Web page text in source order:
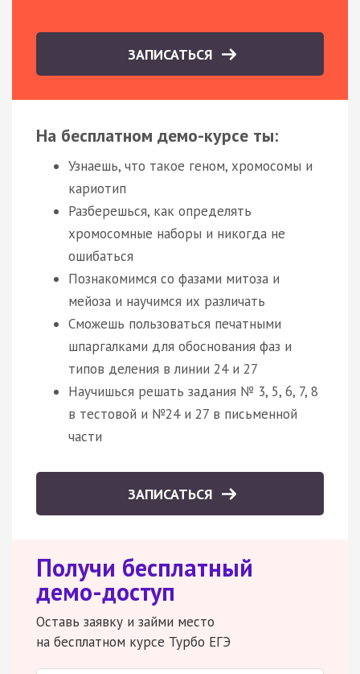
ЗАПИСАТЬСЯ
На бесплатном демо-курсе ты:
Узнаешь, что такое геном, хромосомы и
кариотип
Разберешься, как определять
хромосомные наборы и никогда не
ошибаться
Познакомимся со фазами митоза и
мейоза и научимся их различать
Сможешь пользоваться печатными
шпаргалками для обоснования фаз и
типов деления в линии 24 и 27
Научишься решать задания № 3, 5, 6, 7, 8
в тестовой и №24 и 27 в письменной
части
ЗАПИСАТЬСЯ
Получи бесплатный
демо-доступ
Оставь заявку и займи место
на бесплатном курсе Турбо ЕГЭ